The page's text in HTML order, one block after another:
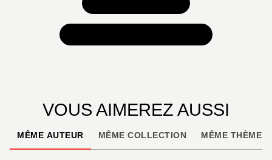
VOUS AIMEREZ AUSSI
MÊME AUTEUR MÊME COLLECTION MÊME THÈME